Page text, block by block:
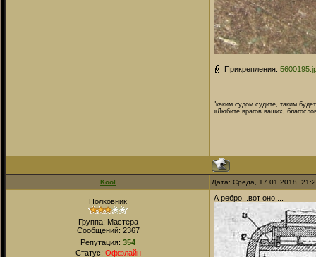
Прикрепления:
"каким судом судите, таким
«Любите врагов ваших,
Kool Дата: Среда, 17.01.2018,
Полковник
Группа: Мастера
Сообщений: 2367
Репутация: 354
Статус: Оффлайн
А ребро...вот оно....